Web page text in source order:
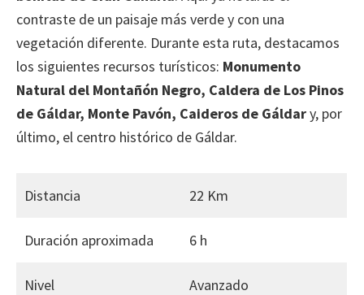
contraste de un paisaje más verde y con una
vegetación diferente. Durante esta ruta, destacamos
los siguientes recursos turísticos: Monumento
Natural del Montañón Negro, Caldera de Los Pinos
de Gáldar, Monte Pavón, Caideros de Gáldary, por
último, el centro histórico de Gáldar.
Distancia 22 Km
Duración aproximada 6 h
Nivel Avanzado